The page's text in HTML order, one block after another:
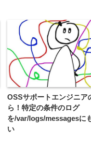
OSSサポートエンジニア
ら！特定の条件のログ
を/var/logs/messagesに
い